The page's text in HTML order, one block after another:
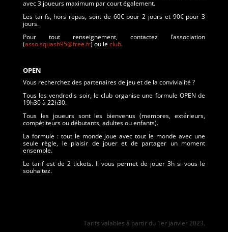
avec 3 joueurs maximum par court également.
Les tarifs, hors repas, sont de 60€ pour 2 jours et 90€ pour 3
jours.
Pour tout renseignement, contactez l’association
(asso.squash95@free.fr) ou leclub.
OPEN
Vous recherchez des partenaires de jeu et de la convivialité ?
Tous les vendredis soir, le club organise une formule OPEN de
19h30 à 22h30.
Tous les joueurs sont les bienvenus (membres, extérieurs,
compétiteurs ou débutants, adultes ou enfants).
La formule : tout le monde joue avec tout le monde avec une
seule règle, le plaisir de jouer et de partager un moment
ensemble.
Le tarif est de 2 tickets. Il vous permet de jouer 3h si vous le
souhaitez.
Tarifs valables à partir du 1er janvier 2023.